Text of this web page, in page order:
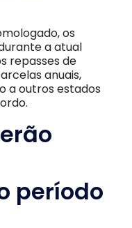
os
a atual
repasses de
anuais,
a outros estados
período